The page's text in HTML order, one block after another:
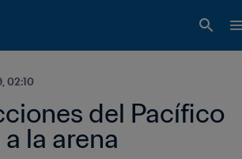
02:10
del Pacífico
la arena